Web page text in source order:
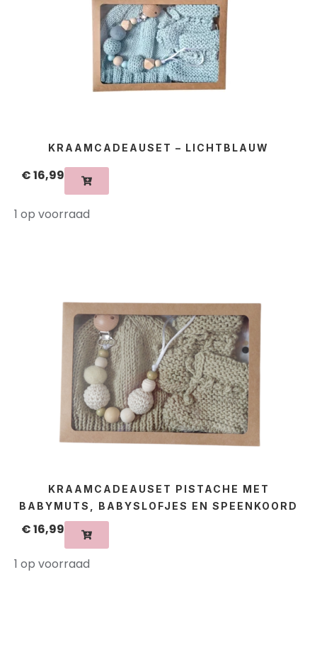
KRAAMCADEAUSET – LICHTBLAUW
€16,99
1 op voorraad
KRAAMCADEAUSET PISTACHE MET
BABYMUTS, BABYSLOFJES EN SPEENKOORD
€16,99
1 op voorraad